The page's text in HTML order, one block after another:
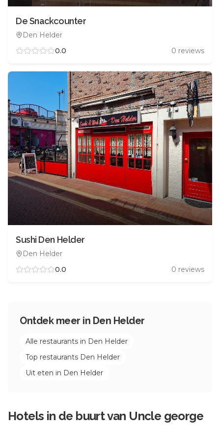
De Snackcounter
Den Helder
0.0
0 reviews
Sushi Den Helder
Den Helder
0.0
0 reviews
Ontdek meer in Den Helder
Alle restaurants in Den Helder
Top restaurants Den Helder
Uit eten in Den Helder
Hotels in de buurt van Uncle george